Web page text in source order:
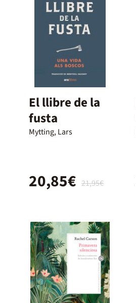
El llibre de la
fusta
Mytting, Lars
21,95€
20,85€